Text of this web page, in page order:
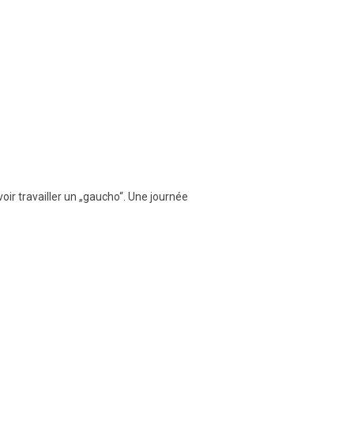
travailler un „gaucho“. Une journée